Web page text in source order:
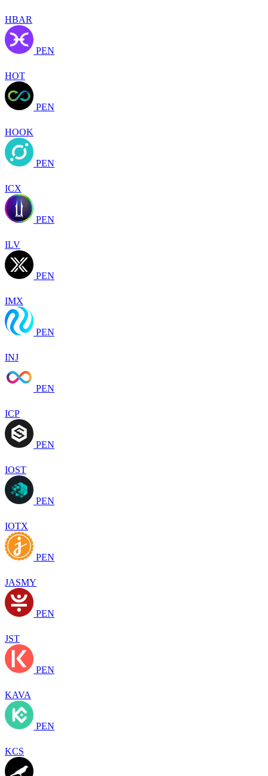
HBAR
PEN
HOT
PEN
HOOK
PEN
ICX
PEN
ILV
PEN
IMX
PEN
INJ
PEN
ICP
PEN
IOST
PEN
IOTX
PEN
JASMY
PEN
JST
PEN
KAVA
PEN
KCS